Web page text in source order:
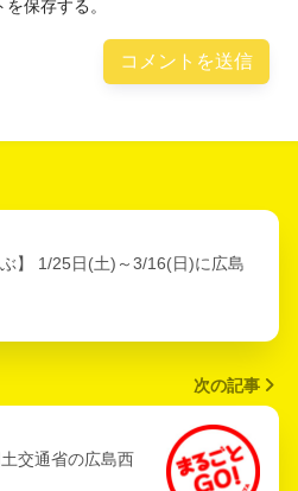
保存する。
ぶ】 1/25日(土)～3/16(日)に広島
次の記事
交通省の広島西